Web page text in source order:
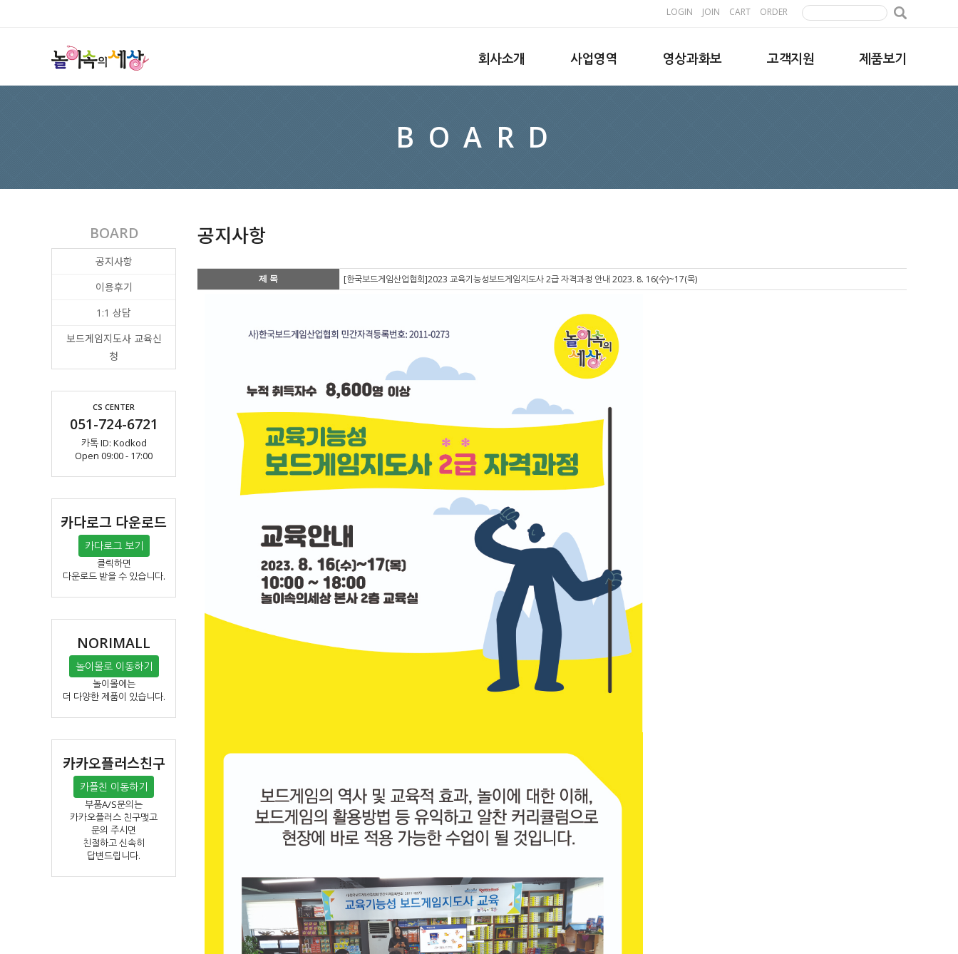
LOGIN JOIN CART ORDER
회사소개 사업영역 영상과화보 고객지원 제품보기
BOARD
BOARD
공지사항
이용후기
1:1 상담
보드게임지도사 교육신
청
CS CENTER
051-724-6721
카톡 ID: Kodkod
Open 09:00 - 17:00
카다로그 다운로드
카다로그 보기
클릭하면
다운로드 받을 수 있습니다.
NORIMALL
놀이몰로 이동하기
놀이몰에는
더 다양한 제품이 있습니다.
카카오플러스친구
카플친 이동하기
부품A/S문의는
카카오플러스 친구맺고
문의 주시면
친절하고 신속히
답변드립니다.
공지사항
제 목 [한국보드게임산업협회]2023 교육기능성보드게임지도사 2급 자격과정 안내 2023. 8. 16(수)~17(목)